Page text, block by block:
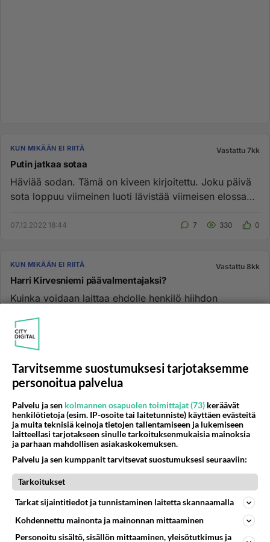
KUN MIKÄÄN EI RIITÄ Vastattu 7kk
Putin jatkaa sotaa
Häviää sodan. Tämä on kiveen kirjoitettu. Joku päivä
sota loppuu viimeinen luoti lävistää viimeisen elossa
07.12.2022 18:44 7 330 0
KUN MIKÄÄN EI RIITÄ Vastattu 8kk
Harri Kirvesniemi päävalmentajaksi?
Kuinka voidaan laittaa ehdolle henkilö hiihdon
Oli juttua tän päiv...
30.10.2014 11:23
KUN MIKÄÄN EI RIITÄ
Raakaa tappopeliä Ei mikään lasten harrastus
Suomessa tunnetut eläinjärjestöt kohtelevat Esimerkki
oli Ruukin eläink...
26.09.2022 16:56 2 154
Vastattu 1v
Tarvitsemme suostumuksesi tarjotaksemme
personoitua palvelua
Palvelu ja sen kolmannen osapuolen toimittajat (73) keräävät
henkilötietoja (esim. IP-osoite tai laitetunniste) käyttäen evästeitä
ja muita teknisiä keinoja tietojen tallentamiseen ja lukemiseen
laitteellasi tarjotakseen sinulle tarkoituksenmukaisia mainoksia
ja parhaan mahdollisen asiakaskokemuksen.
Palvelu ja sen kumppanit tarvitsevat suostumuksesi seuraaviin:
Tarkoitukset
Tarkat sijaintitiedot ja tunnistaminen laitetta skannaamalla
Kohdennettu mainonta ja mainonnan mittaaminen
Personoitu sisältö, sisällön mittaaminen, yleisötutkimus ja